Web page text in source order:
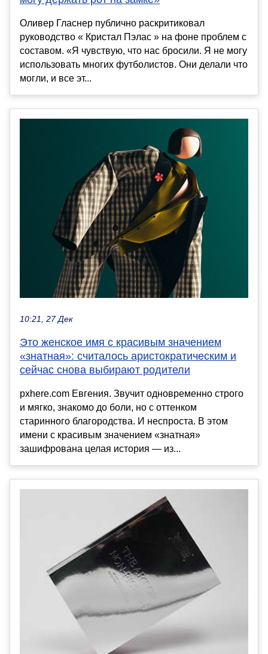
Оливер Гласнер публично раскритиковал
руководство « Кристал Пэлас » на фоне проблем с
составом. «Я чувствую, что нас бросили. Я не могу
использовать многих футболистов. Они делали что
могли, и все эт...
10:21, 27 Дек
Это женское имя с красивым значением
«знатная»: считалось аристократическим и
сейчас снова выбирают родители
pxhere.com Евгения. Звучит одновременно строго
и мягко, знакомо до боли, но с оттенком
старинного благородства. И неспроста. В этом
имени с красивым значением «знатная»
зашифрована целая история — из...